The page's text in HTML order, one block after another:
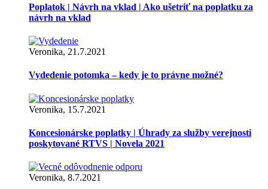
Poplatok | Návrh na vklad | Ako ušetriť na poplatku za
návrh na vklad
Veronika, 21.7.2021
Vydedenie potomka – kedy je to právne možné?
Veronika, 15.7.2021
Koncesionárske poplatky | Úhrady za služby verejnosti
poskytované RTVS | Novela 2021
Veronika, 8.7.2021